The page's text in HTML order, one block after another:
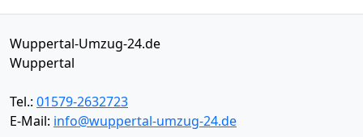
Wuppertal-Umzug-24.de
Wuppertal
Tel.: 01579-2632723
E-Mail: info@wuppertal-umzug-24.de